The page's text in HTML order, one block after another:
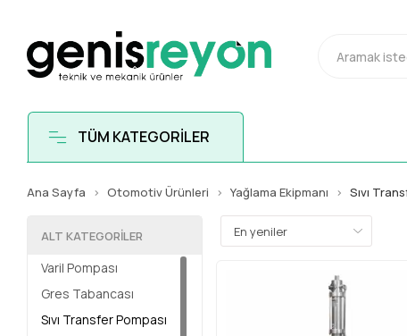
TÜM KATEGORİLER
Ana Sayfa Otomotiv Ürünleri Yağlama Ekipmanı Sıvı
ALT KATEGORILER
Varil Pompası
Gres Tabancası
Sıvı Transfer Pompası